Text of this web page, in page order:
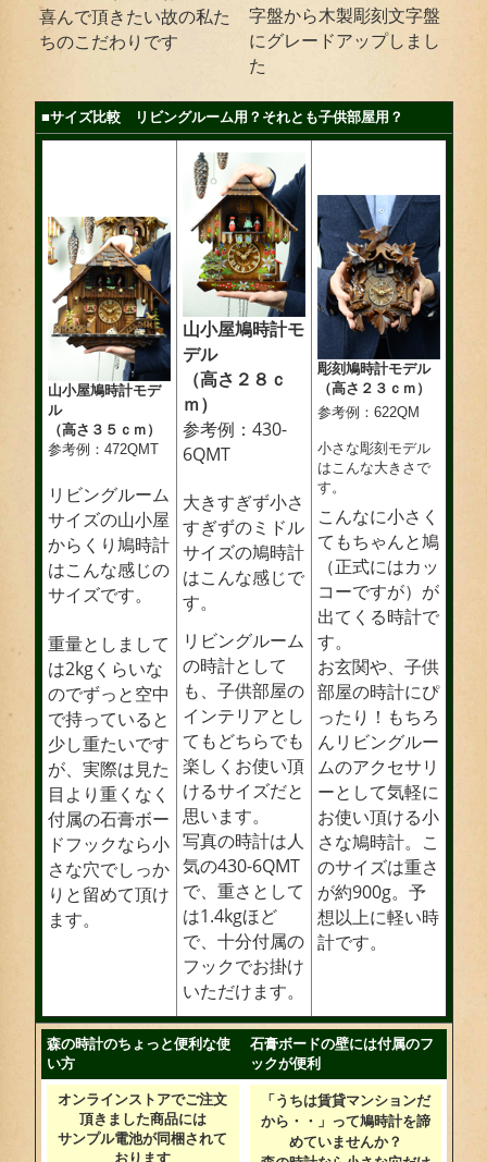
喜んで頂きたい故の私た
ちのこだわりです
字盤から木製彫刻文字盤
にグレードアップしまし
た
■サイズ比較 リビングルーム用？それとも子供部屋用？
山小屋鳩時計モデ
ル
（高さ３５ｃｍ）
参考例：472QMT
リビングルーム
サイズの山小屋
からくり鳩時計
はこんな感じの
サイズです。
重量としまして
は2kgくらいな
のでずっと空中
で持っていると
少し重たいです
が、実際は見た
目より重くなく
付属の石膏ボー
ドフックなら小
さな穴でしっか
りと留めて頂け
ます。
山小屋鳩時計モ
デル
（高さ２８ｃ
ｍ）
参考例：430-
6QMT
大きすぎず小さ
すぎずのミドル
サイズの鳩時計
はこんな感じで
す。
リビングルーム
の時計として
も、子供部屋の
インテリアとし
てもどちらでも
楽しくお使い頂
けるサイズだと
思います。
写真の時計は人
気の430-6QMT
で、重さとして
は1.4kgほど
で、十分付属の
フックでお掛け
いただけます。
彫刻鳩時計モデル
（高さ２３ｃｍ）
参考例：622QM
小さな彫刻モデル
はこんな大きさで
す。
こんなに小さく
てもちゃんと鳩
（正式にはカッ
コーですが）が
出てくる時計で
す。
お玄関や、子供
部屋の時計にぴ
ったり！もちろ
んリビングルー
ムのアクセサリ
ーとして気軽に
お使い頂ける小
さな鳩時計。こ
のサイズは重さ
が約900g。予
想以上に軽い時
計です。
森の時計のちょっと便利な使
い方
石膏ボードの壁には付属のフ
ックが便利
オンラインストアでご注文
頂きました商品には
サンプル電池が同梱されて
おります
「うちは賃貸マンションだ
から・・」って鳩時計を諦
めていませんか？